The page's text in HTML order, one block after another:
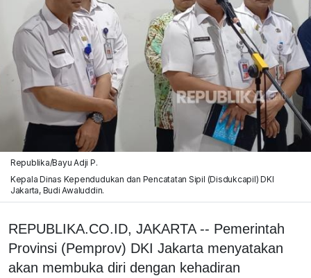
Republika/Bayu Adji P.
Kepala Dinas Kependudukan dan Pencatatan Sipil (Disdukcapil) DKI
Jakarta, Budi Awaluddin.
REPUBLIKA.CO.ID, JAKARTA -- Pemerintah
Provinsi (Pemprov) DKI Jakarta menyatakan
akan membuka diri dengan kehadiran